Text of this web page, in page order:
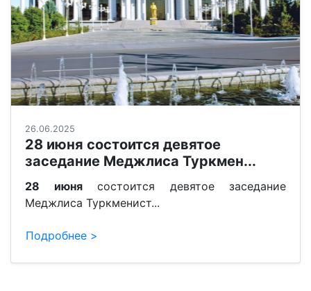
26.06.2025
28 июня состоится девятое
заседание Меджлиса Туркмен...
28 июнясостоится девятое заседание
Меджлиса Туркменист...
Подробнее >